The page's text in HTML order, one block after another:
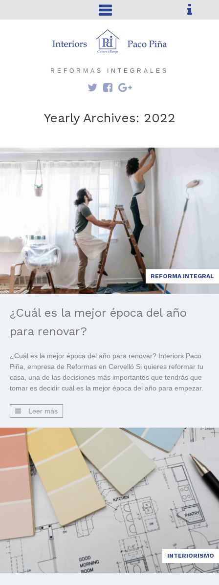
REFORMAS INTEGRALES
Yearly Archives: 2022
REFORMA INTEGRAL
¿Cuál es la mejor época del año
para renovar?
¿Cuál es la mejor época del año para renovar? Interiors Paco
Piña, empresa de Reformas en Cervelló Si quieres reformar tu
casa, una de las decisiones más importantes que tendrás que
tomar es decidir cuál es la mejor época del año para empezar.
empezar las […]
Leer más
INTERIORISMO